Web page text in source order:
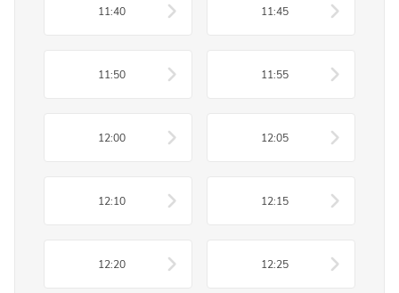
11:40 11:45
11:50 11:55
12:00 12:05
12:10 12:15
12:20 12:25